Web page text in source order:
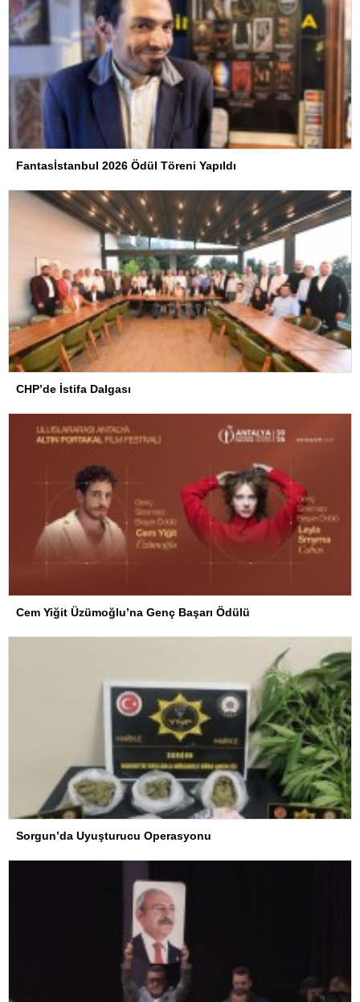
Fantasİstanbul 2026 Ödül Töreni Yapıldı
CHP’de İstifa Dalgası
Cem Yiğit Üzümoğlu’na Genç Başarı Ödülü
Sorgun’da Uyuşturucu Operasyonu